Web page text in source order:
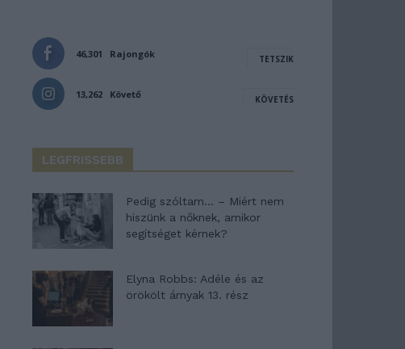
46,301 Rajongók TETSZIK
13,262 Követő KÖVETÉS
LEGFRISSEBB
Pedig szóltam… – Miért nem
hiszünk a nőknek, amikor
segítséget kérnek?
Elyna Robbs: Adéle és az
örökölt árnyak 13. rész